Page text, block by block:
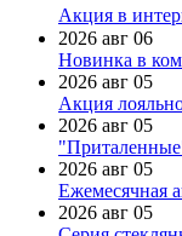
Акция в
2026 авг 06
Новинка в
2026 авг 05
Акция
2026 авг 05
2026 авг 05
Ежемесячная
2026 авг 05